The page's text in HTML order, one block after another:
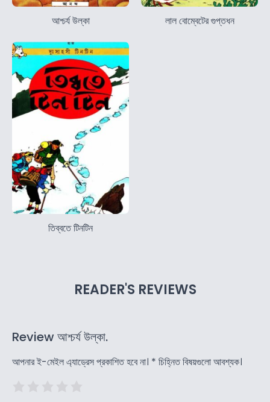
আশ্চর্য ‍উল্কা লাল বোম্বেটের গুপ্তধন
তিব্বতে টিনটিন
READER'S REVIEWS
Review আশ্চর্য ‍উল্কা.
আপনার ই-মেইল এ্যাড্রেস প্রকাশিত হবে না। * চিহ্নিত বিষয়গুলো আবশ্যক।